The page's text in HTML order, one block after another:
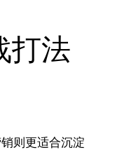
打法
则更适合沉淀